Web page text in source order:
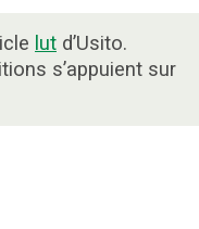
lut d’Usito.
s’appuient sur